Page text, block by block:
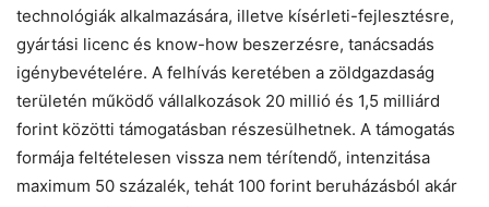
technológiák alkalmazására, illetve kísérleti-fejlesztésre,
gyártási licenc és know-how beszerzésre, tanácsadás
igénybevételére. A felhívás keretében a zöldgazdaság
területén működő vállalkozások 20 millió és 1,5 milliárd
forint közötti támogatásban részesülhetnek. A támogatás
formája feltételesen vissza nem térítendő, intenzitása
maximum 50 százalék, tehát 100 forint beruházásból akár